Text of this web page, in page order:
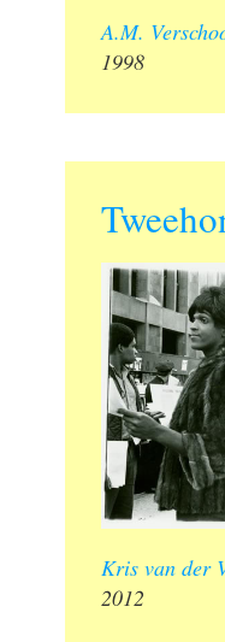
A.M.
1998
Kris van der
2012